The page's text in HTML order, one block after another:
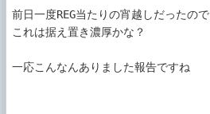
前日一度REG当たりの宵越しだったので
これは据え置き濃厚かな？
一応こんなんありました報告ですね